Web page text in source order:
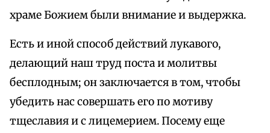
храме Божием были внимание и выдержка.
Есть и иной способ действий лукавого,
делающий наш труд поста и молитвы
бесплодным; он заключается в том, чтобы
убедить нас совершать его по мотиву
тщеславия и с лицемерием. Посему еще